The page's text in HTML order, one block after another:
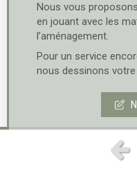
Un projet de
récent ?
Nous concevons
intérieur
pour qu'ils
Nous vous
Nous vous
en jouant avec les
l’aménagement.
Pour un service
nous dessinons